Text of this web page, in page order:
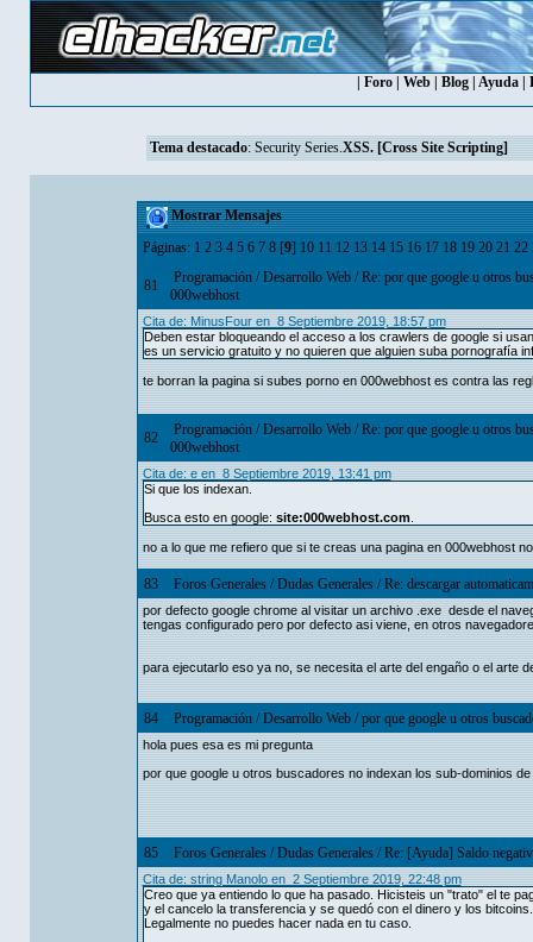
Foro| Web| Blog| Ayuda|
Tema destacado: Security Series.XSS. [Cross Site Scripting]
Mostrar Mensajes
Páginas: 1 2 3 4 5 6 7 8[9] 10 11 12 13 14 15 16 17 18 19 20 21 22
81 Programación/Desarrollo Web/Re: por que google u otros
000webhost
Cita de: MinusFour en 8 Septiembre 2019, 18:57 pm
Deben estar bloqueando el acceso a los crawlers de google si
es un servicio gratuito y no quieren que alguien suba pornografía
te borran la pagina si subes porno en 000webhost es contra las
82 Programación/Desarrollo Web/Re: por que google u otros
000webhost
Cita de: e en 8 Septiembre 2019, 13:41 pm
Si que los indexan.
Busca esto en google: site:000webhost.com
no a lo que me refiero que si te creas una pagina en 000webhost
83 Foros Generales/Dudas Generales/Re: descargar
por defecto google chrome al visitar un archivo .exe desde el
tengas configurado pero por defecto asi viene, en otros
para ejecutarlo eso ya no, se necesita el arte del engaño o el arte
84 Programación/Desarrollo Web/por que google u otros
hola pues esa es mi pregunta
por que google u otros buscadores no indexan los sub-dominios
85 Foros Generales/Dudas Generales/Re: [Ayuda] Saldo
Cita de: string Manolo en 2 Septiembre 2019, 22:48 pm
Creo que ya entiendo lo que ha pasado. Hicisteis un "trato" el te
y el cancelo la transferencia y se quedó con el dinero y los
Legalmente no puedes hacer nada en tu caso.